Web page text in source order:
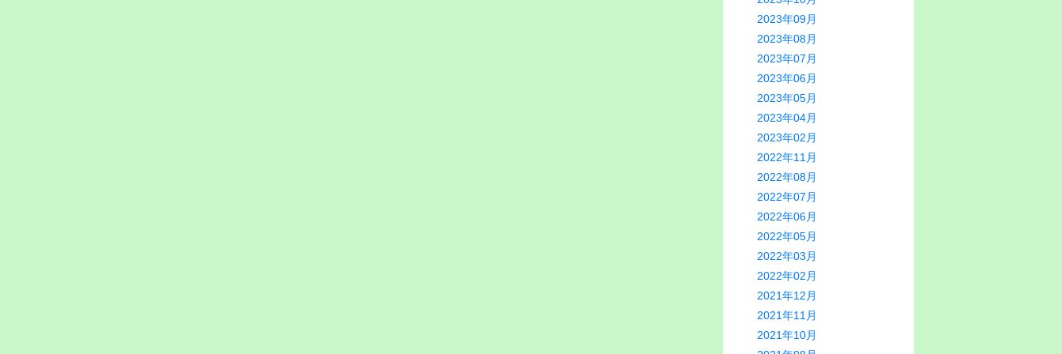
2023年09月
2023年08月
2023年07月
2023年06月
2023年05月
2023年04月
2023年02月
2022年11月
2022年08月
2022年07月
2022年06月
2022年05月
2022年03月
2022年02月
2021年12月
2021年11月
2021年10月